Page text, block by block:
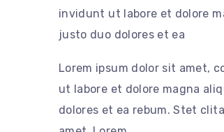
invidunt ut labore et dolore
justo duo dolores et ea
Lorem ipsum dolor sit amet,
ut labore et dolore magna
dolores et ea rebum. Stet